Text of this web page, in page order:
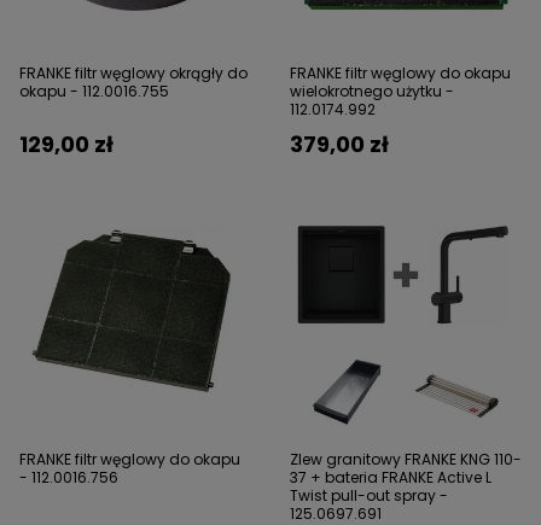
FRANKE filtr węglowy okrągły do
okapu - 112.0016.755
129,00 zł
FRANKE filtr węglowy do okapu
wielokrotnego użytku -
112.0174.992
379,00 zł
FRANKE filtr węglowy do okapu
- 112.0016.756
Zlew granitowy FRANKE KNG 110-
37 + bateria FRANKE Active L
Twist pull-out spray -
125.0697.691